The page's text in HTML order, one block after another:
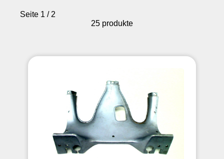
Seite 1 / 2
25 produkte